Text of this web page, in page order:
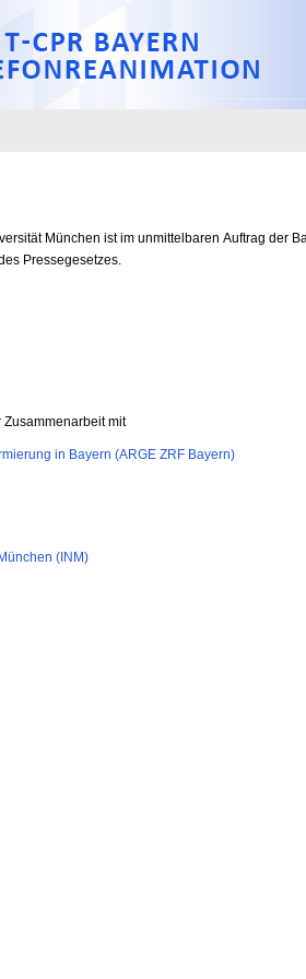
München ist im unmittelbaren Auftrag der
Pressegesetzes.
mit
in Bayern (ARGE ZRF Bayern)
(INM)